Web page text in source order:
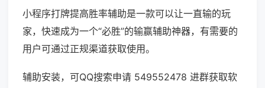
小程序打牌提高胜率辅助是一款可以让一直输的玩
家，快速成为一个“必胜”的输赢辅助神器，有需要的
用户可通过正规渠道获取使用。
辅助安装，可QQ搜索申请 549552478 进群获取软